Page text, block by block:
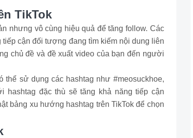
TikTok
nhưng vô cùng hiệu quả để tăng follow. Các
tiếp cận đối tượng đang tìm kiếm nội dung liên
chủ đề và đề xuất video của bạn đến người
thể sử dụng các hashtag như #meosuckhoe,
hashtag đặc thù sẽ tăng khả năng tiếp cận
bảng xu hướng hashtag trên TikTok để chọn